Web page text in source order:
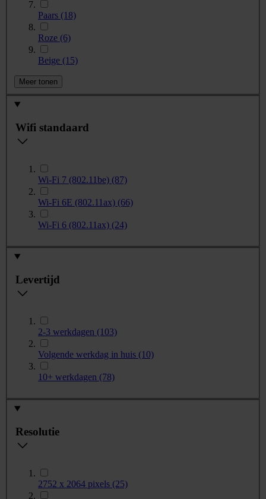
Paars (18)
Roze (6)
Beige (15)
Meer tonen
Wifi standaard
Wi-Fi 7 (802.11be) (87)
Wi-Fi 6E (802.11ax) (66)
Wi-Fi 6 (802.11ax) (24)
Levertijd
2-3 werkdagen (103)
Volgende werkdag in huis (10)
10+ werkdagen (78)
Resolutie
2752 x 2064 pixels (25)